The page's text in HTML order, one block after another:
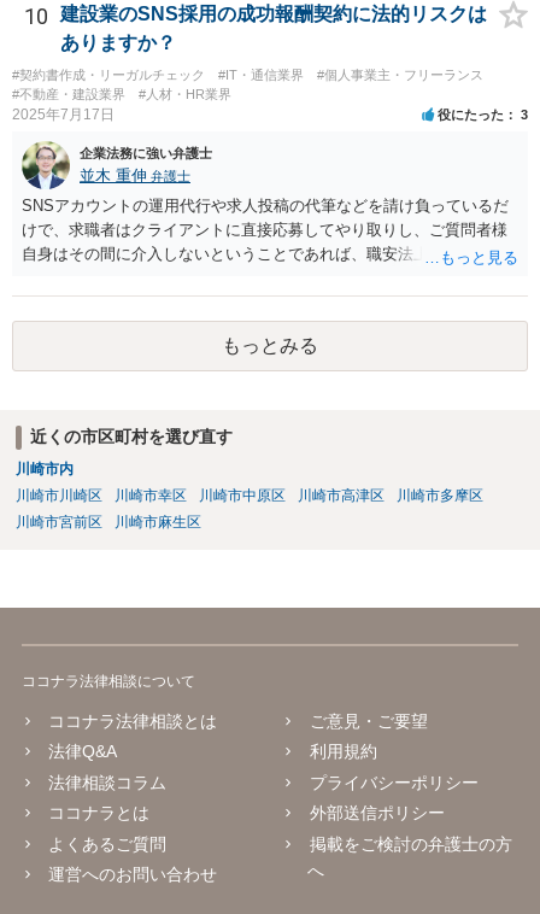
するようなものなので、望ましいかどうかは検討が必要です。
10
建設業のSNS採用の成功報酬契約に法的リスクは
ありますか？
#契約書作成・リーガルチェック #IT・通信業界
#個人事業主・フリーランス
#不動産・建設業界
#人材・HR業界
2025年7月17日 役にたった 3
企業法務に強い弁護士
並木 重伸 弁護士
SNSアカウントの運用代行や求人投稿の代筆などを請け負っているだ
けで、求職者はクライアントに直接応募してやり取りし、ご質問者様
自身はその間に介入しないということであれば、職安法上の「募集情
られます。 求職者の情報を収集する場合は「特定募集情報等提供事
業」に該当して届出が必要になりますが、ご質問内容を見る限りそれ
にも該当しないと思われます。もっとみる
近くの市区町村を選び直す
川崎市内
川崎市川崎区
川崎市幸区 川崎市中原区 川崎市高津区
川崎市多摩区
川崎市宮前区
川崎市麻生区
ココナラ法律相談について
ココナラ法律相談とは
法律Q&A
法律相談コラム
ココナラとは
よくあるご質問
運営へのお問い合わせ
ご意見・ご要望
利用規約
プライバシーポリシー
外部送信ポリシー
掲載をご検討の弁護士の方
へ